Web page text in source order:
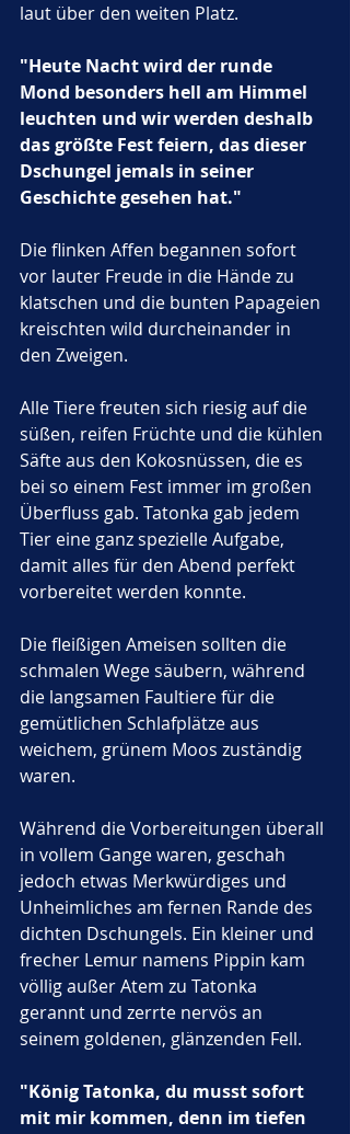
laut über den weiten Platz.
"Heute Nacht wird der runde
Mond besonders hell am Himmel
leuchten und wir werden deshalb
das größte Fest feiern, das dieser
Dschungel jemals in seiner
Geschichte gesehen hat."
Die flinken Affen begannen sofort
vor lauter Freude in die Hände zu
klatschen und die bunten Papageien
kreischten wild durcheinander in
den Zweigen.
Alle Tiere freuten sich riesig auf die
süßen, reifen Früchte und die kühlen
Säfte aus den Kokosnüssen, die es
bei so einem Fest immer im großen
Überfluss gab. Tatonka gab jedem
Tier eine ganz spezielle Aufgabe,
damit alles für den Abend perfekt
vorbereitet werden konnte.
Die fleißigen Ameisen sollten die
schmalen Wege säubern, während
die langsamen Faultiere für die
gemütlichen Schlafplätze aus
weichem, grünem Moos zuständig
waren.
Während die Vorbereitungen überall
in vollem Gange waren, geschah
jedoch etwas Merkwürdiges und
Unheimliches am fernen Rande des
dichten Dschungels. Ein kleiner und
frecher Lemur namens Pippin kam
völlig außer Atem zu Tatonka
gerannt und zerrte nervös an
seinem goldenen, glänzenden Fell.
"König Tatonka, du musst sofort
mit mir kommen, denn im tiefen